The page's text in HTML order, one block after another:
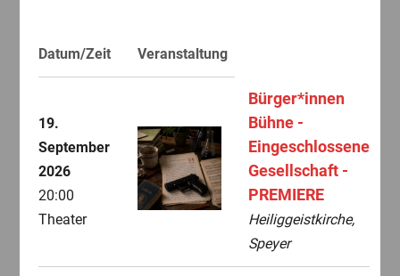
Datum/Zeit Veranstaltung
19.
September
2026
20:00
Theater
Bürger*innen
Bühne -
Eingeschlossene
Gesellschaft -
PREMIERE
Heiliggeistkirche,
Speyer